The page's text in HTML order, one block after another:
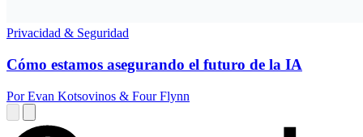
Privacidad & Seguridad
Cómo estamos asegurando el futuro de la IA
Por Evan Kotsovinos & Four Flynn